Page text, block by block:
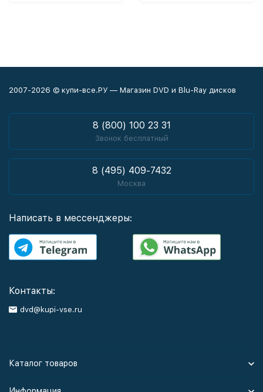
2007-2026 © купи-все.РУ — Магазин DVD и Blu-Ray дисков
8 (800) 100 23 31
Звонок бесплатный
8 (495) 409-7432
Москва
Написать в мессенджеры:
Контакты:
dvd@kupi-vse.ru
Каталог товаров